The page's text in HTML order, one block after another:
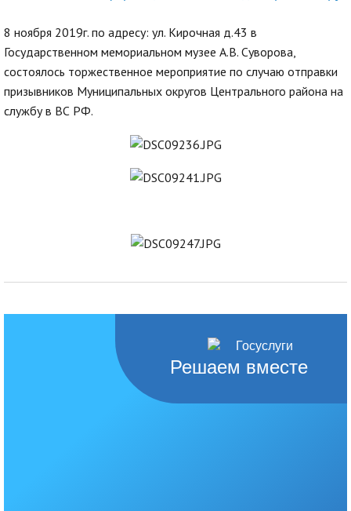
8 ноября 2019г. по адресу: ул. Кирочная д.43 в
Государственном мемориальном музее А.В. Суворова,
состоялось торжественное мероприятие по случаю отправки
призывников Муниципальных округов Центрального района на
службу в ВС РФ.
Решаем вместе